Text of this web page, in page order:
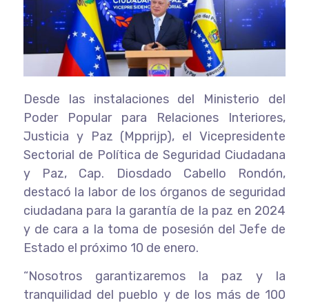
Desde las instalaciones del Ministerio del
Poder Popular para Relaciones Interiores,
Justicia y Paz (Mpprijp), el Vicepresidente
Sectorial de Política de Seguridad Ciudadana
y Paz, Cap. Diosdado Cabello Rondón,
destacó la labor de los órganos de seguridad
ciudadana para la garantía de la paz en 2024
y de cara a la toma de posesión del Jefe de
Estado el próximo 10 de enero.
“Nosotros garantizaremos la paz y la
tranquilidad del pueblo y de los más de 100